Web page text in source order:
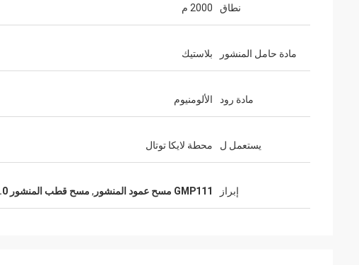
نطاق 2000 م
مادة حامل المنشور بلاستيك
مادة رود الألومنيوم
يستعمل ل محطة لايكا توتال
إبراز GMP111 مسح عمود المنشور , مسح قطب المنشور 2.0 مم